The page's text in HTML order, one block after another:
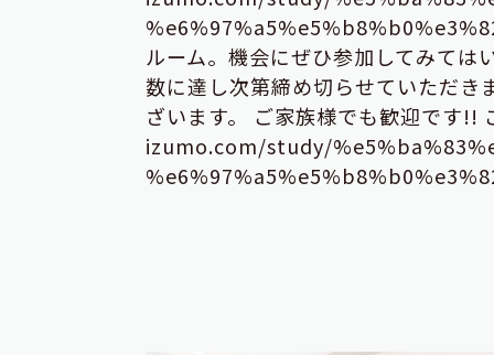
ルーム。機会にぜひ参加してみては
数に達し次第締め切らせていただ
ざいます。 ご家族様でも歓迎で
izumo.com/study/